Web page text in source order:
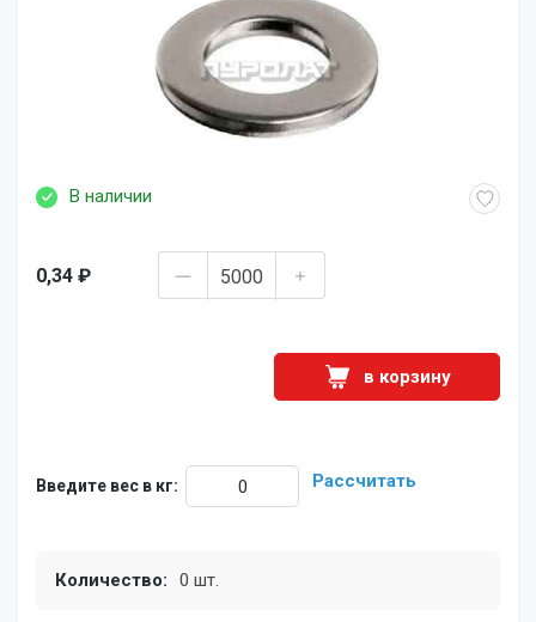
В наличии
0,34 ₽
в корзину
Введите вес в кг: Рассчитать
Количество: 0 шт.